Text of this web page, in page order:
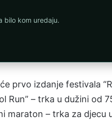
bilo kom uredaju.
prvo izdanje festivala
Run” – trka u dužini od
maraton – trka za djecu